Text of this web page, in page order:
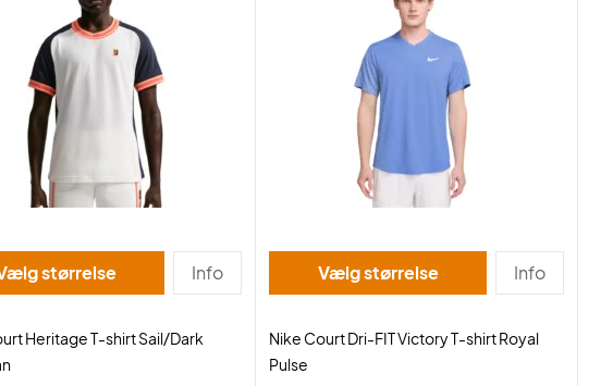
Vælg størrelse Info
Heritage T-shirt Sail/Dark
Vælg størrelse Info
Nike Court Dri-FIT Victory T-shirt Royal
Pulse